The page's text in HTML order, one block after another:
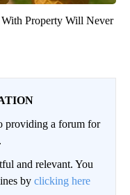
Property Will Never
providing a forum for
and relevant. You
by clicking here